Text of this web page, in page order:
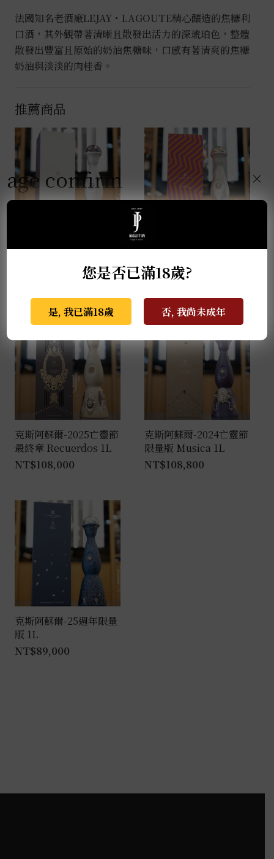
法國知名老酒廠LEJAY・LAGOUTE精心釀造的焦糖利
口酒，其外觀帶著清晰且散發出活力的深琥珀色，整體
散發出豐富且原始的奶油焦糖味，口感有著清爽的焦糖
奶油與淡淡的肉桂香。
推薦商品
克斯阿蘇爾-2022亡靈節
克斯阿蘇爾-冠軍榮耀 世
NT$81,000
克斯阿蘇爾-2025亡靈節
最終章 Recuerdos 1L
NT$108,000
克斯阿蘇爾-2024亡靈節
限量版 Musica 1L
NT$108,800
克斯阿蘇爾-25週年限量
版 1L
NT$89,000
age confirm
您是否已滿18歲?
是, 我已滿18歲 否, 我尚未成年
×